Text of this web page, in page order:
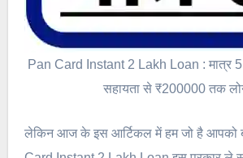
Pan Card Instant 2 Lakh Loan : मात्र 5
सहायता से ₹200000 तक
लेकिन आज के इस आर्टिकल में हम जो है आपको